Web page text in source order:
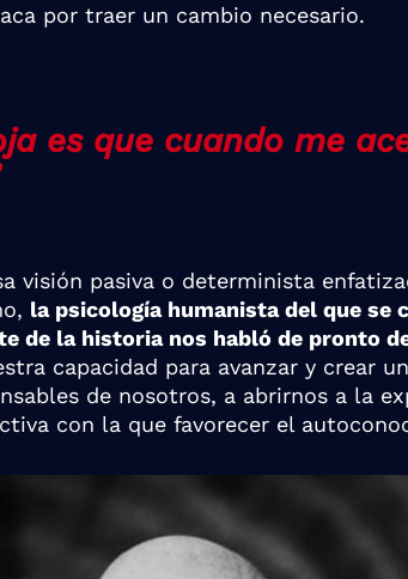
por traer un cambio necesario.
es que cuando me
visión pasiva o determinista
, la psicología humanista del que se
de la historia nos habló de pronto
capacidad para avanzar y crear
de nosotros, a abrirnos a la
con la que favorecer el